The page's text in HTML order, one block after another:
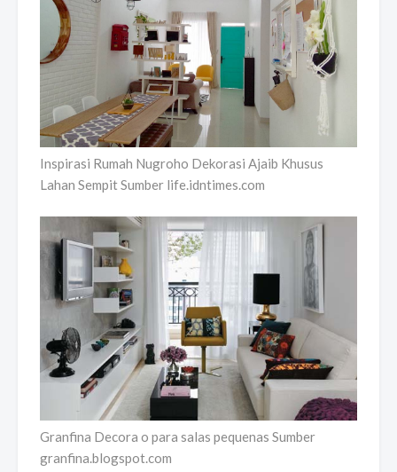
Inspirasi Rumah Nugroho Dekorasi Ajaib Khusus
Lahan Sempit Sumber life.idntimes.com
Granfina Decora o para salas pequenas Sumber
granfina.blogspot.com